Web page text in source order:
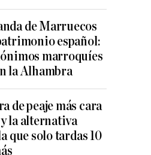
de Marruecos
español:
marroquíes
la Alhambra
de peaje más cara
la alternativa
que solo tardas 10